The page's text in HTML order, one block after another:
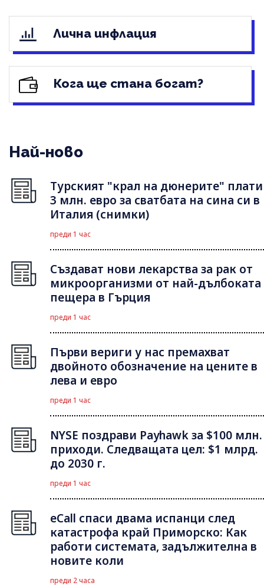
Лична инфлация
Кога ще стана богат?
Най-ново
Турският "крал на дюнерите" плати
3 млн. евро за сватбата на сина си в
Италия (снимки)
преди 1 час
Създават нови лекарства за рак от
микроорганизми от най-дълбоката
пещера в Гърция
преди 1 час
Първи вериги у нас премахват
двойното обозначение на цените в
лева и евро
преди 1 час
NYSE поздрави Payhawk за $100 млн.
приходи. Следващата цел: $1 млрд.
до 2030 г.
преди 1 час
eCall спаси двама испанци след
катастрофа край Приморско: Как
работи системата, задължителна в
новите коли
преди 2 часа